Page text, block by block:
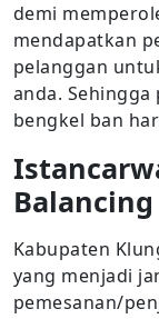
demi
mendapatkan
pelanggan
anda.
bengkel ban
Kabupaten
yang menjadi
pemesanan/